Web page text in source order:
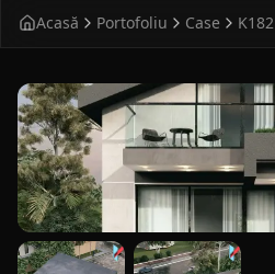
Acasă Portofoliu Case
fatada principala pentru case
vedere laterala pentru case
detaliu fatada